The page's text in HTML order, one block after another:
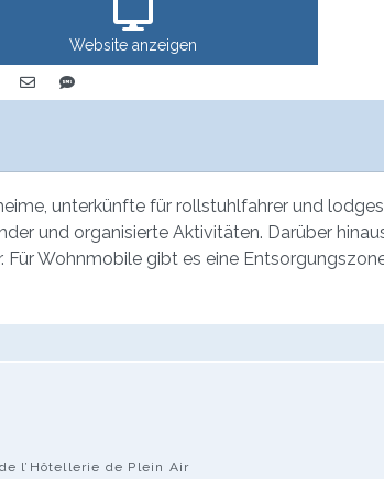
Website anzeigen
unterkünfte für rollstuhlfahrer und
und organisierte Aktivitäten. Darüber
Wohnmobile gibt es eine
l’Hôtellerie de Plein Air